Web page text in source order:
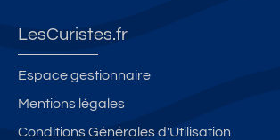
LesCuristes.fr
Espace gestionnaire
Mentions légales
Conditions Générales d'Utilisation